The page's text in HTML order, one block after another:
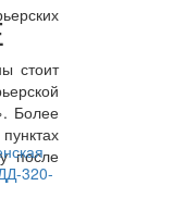
стоит
Более
после